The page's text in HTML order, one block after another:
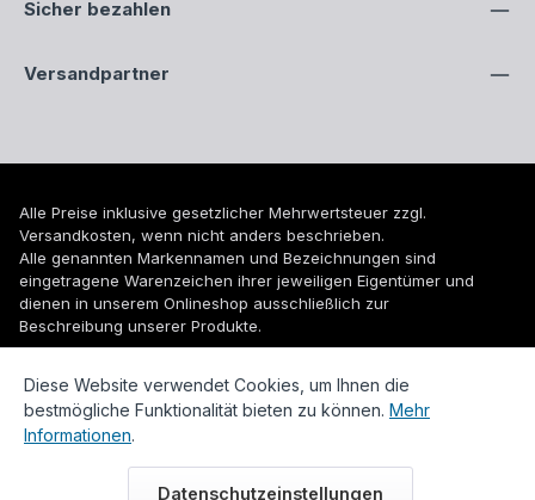
Sicher bezahlen
Versandpartner
Alle Preise inklusive gesetzlicher Mehrwertsteuer zzgl.
Versandkosten, wenn nicht anders beschrieben.
Alle genannten Markennamen und Bezeichnungen sind
eingetragene Warenzeichen ihrer jeweiligen Eigentümer und
dienen in unserem Onlineshop ausschließlich zur
Beschreibung unserer Produkte.
© 2026 WUH24.de - Weigel und Unger Heizungs- und
Sanitärtechnik GmbH
Diese Website verwendet Cookies, um Ihnen die
bestmögliche Funktionalität bieten zu können. Mehr
Informationen.
Datenschutzeinstellungen